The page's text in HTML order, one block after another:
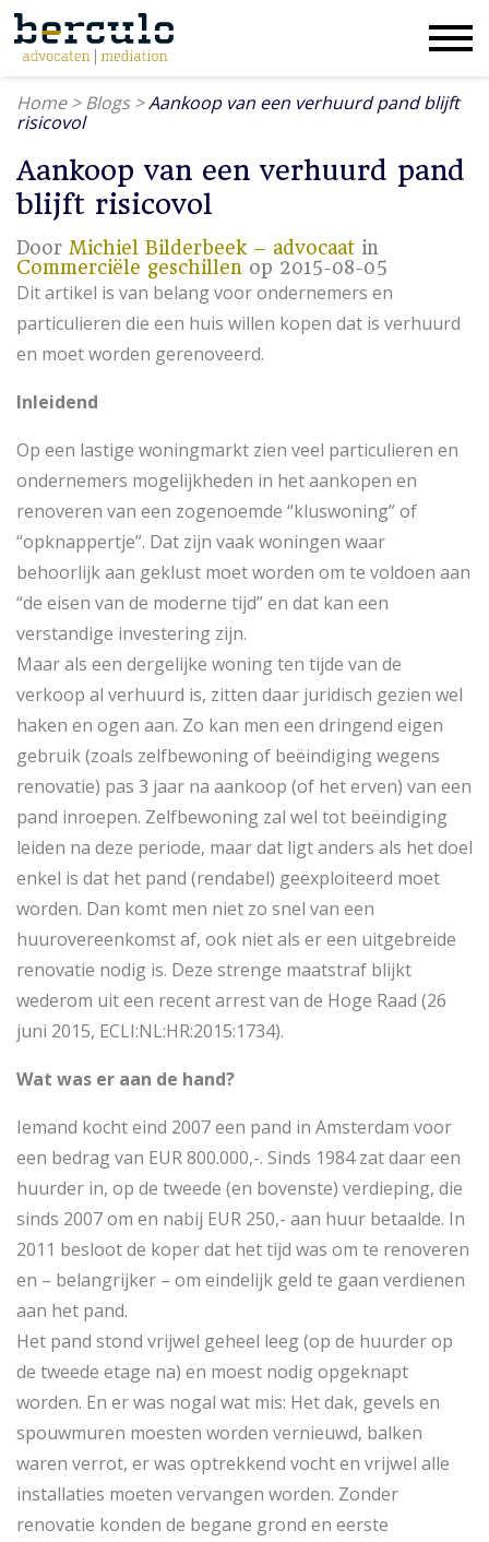
Home>Blogs>Aankoop van een verhuurd pand blijft
risicovol
Aankoop van een verhuurd pand
blijft risicovol
Door Michiel Bilderbeek – advocaat in
Commerciële geschillen op 2015-08-05
Dit artikel is van belang voor ondernemers en
particulieren die een huis willen kopen dat is verhuurd
en moet worden gerenoveerd.
Inleidend
Op een lastige woningmarkt zien veel particulieren en
ondernemers mogelijkheden in het aankopen en
renoveren van een zogenoemde “kluswoning” of
“opknappertje”. Dat zijn vaak woningen waar
behoorlijk aan geklust moet worden om te voldoen aan
“de eisen van de moderne tijd” en dat kan een
verstandige investering zijn.
Maar als een dergelijke woning ten tijde van de
verkoop al verhuurd is, zitten daar juridisch gezien wel
haken en ogen aan. Zo kan men een dringend eigen
gebruik (zoals zelfbewoning of beëindiging wegens
renovatie) pas 3 jaar na aankoop (of het erven) van een
pand inroepen. Zelfbewoning zal wel tot beëindiging
leiden na deze periode, maar dat ligt anders als het doel
enkel is dat het pand (rendabel) geëxploiteerd moet
worden. Dan komt men niet zo snel van een
huurovereenkomst af, ook niet als er een uitgebreide
renovatie nodig is. Deze strenge maatstraf blijkt
wederom uit een recent arrest van de Hoge Raad (26
juni 2015, ECLI:NL:HR:2015:1734).
Wat was er aan de hand?
Iemand kocht eind 2007 een pand in Amsterdam voor
een bedrag van EUR 800.000,-. Sinds 1984 zat daar een
huurder in, op de tweede (en bovenste) verdieping, die
sinds 2007 om en nabij EUR 250,- aan huur betaalde. In
2011 besloot de koper dat het tijd was om te renoveren
en – belangrijker – om eindelijk geld te gaan verdienen
aan het pand.
Het pand stond vrijwel geheel leeg (op de huurder op
de tweede etage na) en moest nodig opgeknapt
worden. En er was nogal wat mis: Het dak, gevels en
spouwmuren moesten worden vernieuwd, balken
waren verrot, er was optrekkend vocht en vrijwel alle
installaties moeten vervangen worden. Zonder
renovatie konden de begane grond en eerste